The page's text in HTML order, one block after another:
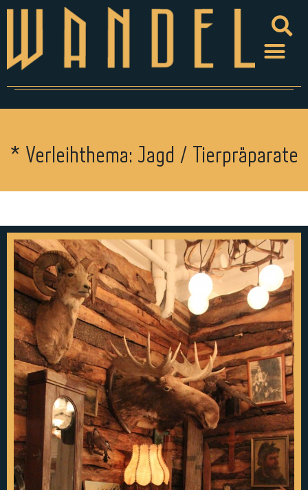
* Verleihthema: Jagd / Tierpräparate